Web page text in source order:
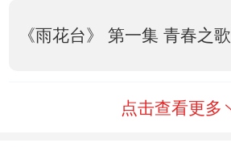
《雨花台》 第一集 青春之歌
点击查看更多